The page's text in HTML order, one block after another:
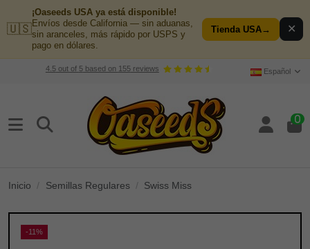
🇺🇸
¡Oaseeds USA ya está disponible!
Envíos desde California — sin aduanas,
sin aranceles, más rápido por USPS y
pago en dólares.
Tienda USA→ ✕
4.5out of 5based on 155reviews Español
0
Inicio Semillas Regulares Swiss Miss
-11%